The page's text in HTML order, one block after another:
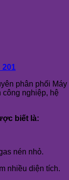
phân phối Máy
công nghiệp, hệ
biết là:
nén nhỏ.
nhiều diện tích.